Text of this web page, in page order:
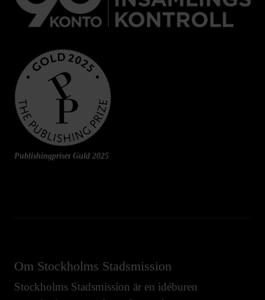
Publishingpriset Guld 2025
Om Stockholms Stadsmission
Stockholms Stadsmission är en idéburen